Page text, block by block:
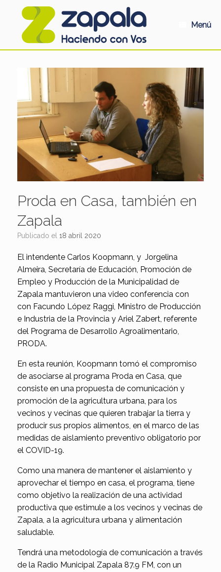
Menú
Proda en Casa, también en
Zapala
Publicado el 18 abril 2020
El intendente Carlos Koopmann, y Jorgelina
Almeira, Secretaría de Educación, Promoción de
Empleo y Producción de la Municipalidad de
Zapala mantuvieron una video conferencia con
con Facundo López Raggi, Ministro de Producción
e Industria de la Provincia y Ariel Zabert, referente
del Programa de Desarrollo Agroalimentario,
PRODA.
En esta reunión, Koopmann tomó el compromiso
de asociarse al programa Proda en Casa, que
consiste en una propuesta de comunicación y
promoción de la agricultura urbana, para los
vecinos y vecinas que quieren trabajar la tierra y
producir sus propios alimentos, en el marco de las
medidas de aislamiento preventivo obligatorio por
el COVID-19.
Como una manera de mantener el aislamiento y
aprovechar el tiempo en casa, el programa, tiene
como objetivo la realización de una actividad
productiva que estimule a los vecinos y vecinas de
Zapala, a la agricultura urbana y alimentación
saludable.
Tendrá una metodología de comunicación a través
de la Radio Municipal Zapala 87.9 FM, con un